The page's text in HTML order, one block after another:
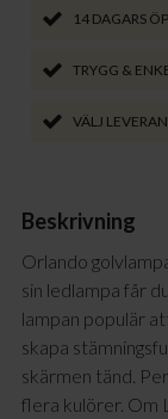
14 DAGARS
TRYGG &
VÄLJ
Beskrivning
Orlando
sin ledlampa får
lampan populär
skapa
skärmen tänd.
flera kulörer. Om